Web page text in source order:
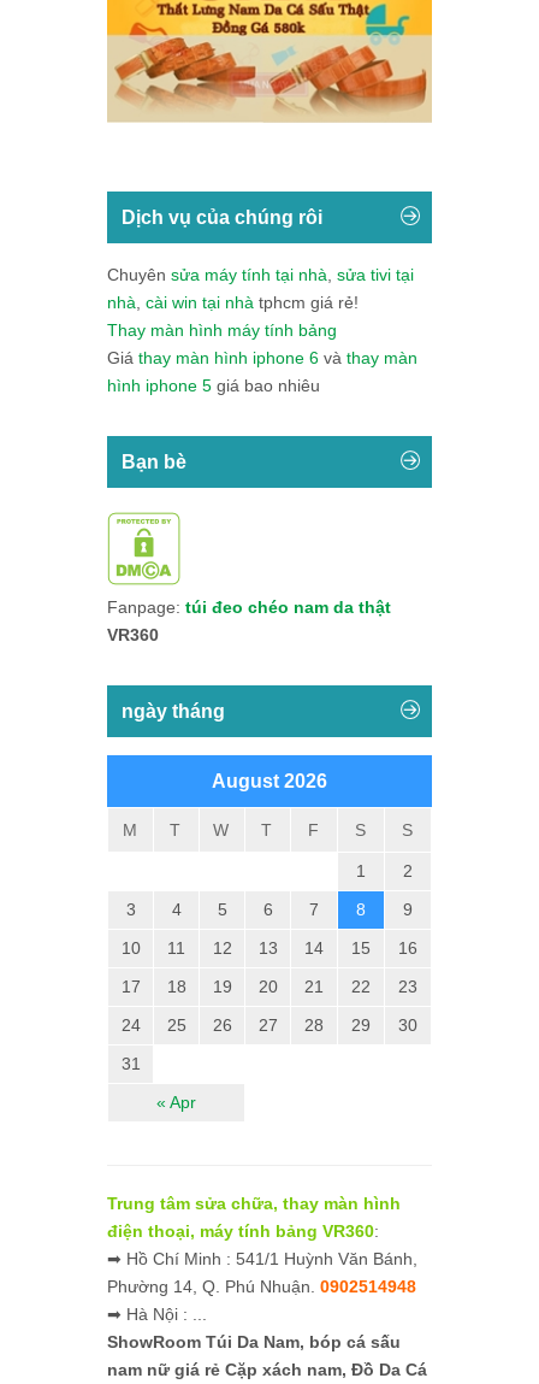
Dịch vụ của chúng rôi
Chuyên sửa máy tính tại nhà sửa tivi tại
nhà cài win tại nhà tphcm giá rẻ!
Thay màn hình máy tính bảng
Giá thay màn hình iphone 6 và thay màn
hình iphone 5 giá bao nhiêu
Bạn bè
Fanpage: túi đeo chéo nam da thật
VR360
ngày tháng
August 2026
M T W T F S S
« Apr
1
2
3
4 5 6 7 8
9
10
11 12 13 14 15
16
17
18 19 20 21 22
23
24
25 26 27 28 29
30
31
Trung tâm sửa chữa, thay màn hình
điện thoại, máy tính bảng VR360:
➡ Hồ Chí Minh : 541/1 Huỳnh Văn Bánh,
Phường 14, Q. Phú Nhuận. 0902514948
➡ Hà Nội : ...
ShowRoom Túi Da Nam, bóp cá sấu
nam nữ giá rẻ Cặp xách nam, Đồ Da Cá